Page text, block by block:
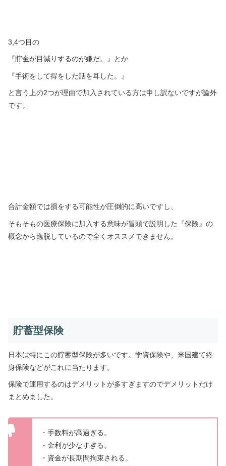
3,4つ目の
『貯金が目減りするのが嫌だ。』とか
『手術をして得をした話を耳した。』
と言う上の2つが理由で加入されている方は申し訳ないですが論外
です。
合計金額では損をする可能性が圧倒的に高いですし、
そもそもの医療保険に加入する意味が冒頭で説明した『保険』の
概念から逸脱しているので全くオススメできません。
貯蓄型保険
日本は特にこの貯蓄型保険が多いです。学資保険や、米国建て終
身保険などがこれに当たります。
保険で運用するのはデメリットが多すぎますのでデメリットだけ
まとめました。
・手数料が高過ぎる。
・金利が少なすぎる。
・資金が長期間拘束される。